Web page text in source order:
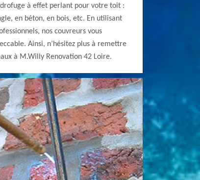
à effet perlant pour votre toit :
en béton, en bois, etc. En utilisant
nos couvreurs vous
Ainsi, n’hésitez plus à remettre
à M.Willy Renovation 42 Loire.